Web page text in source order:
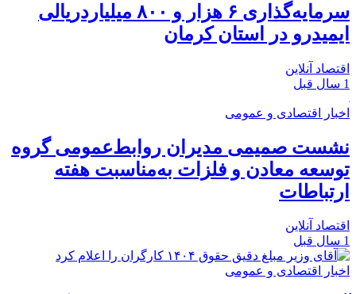
سرمایه‌گذاری ۶ هزار و ۸۰۰ میلیاردریالی
ایمیدرو در استان کرمان
اقتصاد آنلاین
1 سال قبل
اخبار اقتصادی و عمومی
نشست صمیمی مدیران روابط‌عمومی گروه
توسعه معادن و فلزات به‌مناسبت هفته
ارتباطات
اقتصاد آنلاین
1 سال قبل
اخبار اقتصادی و عمومی